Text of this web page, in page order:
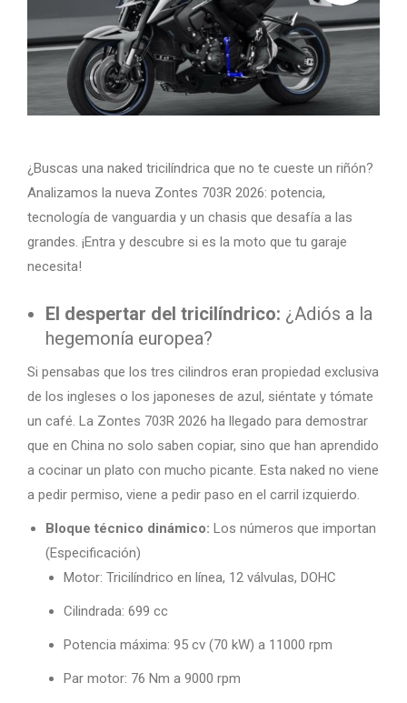
¿Buscas una naked tricilíndrica que no te cueste un riñón?
Analizamos la nueva Zontes 703R 2026: potencia,
tecnología de vanguardia y un chasis que desafía a las
grandes. ¡Entra y descubre si es la moto que tu garaje
necesita!
El despertar del tricilíndrico: ¿Adiós a la
hegemonía europea?
Si pensabas que los tres cilindros eran propiedad exclusiva
de los ingleses o los japoneses de azul, siéntate y tómate
un café. La Zontes 703R 2026 ha llegado para demostrar
que en China no solo saben copiar, sino que han aprendido
a cocinar un plato con mucho picante. Esta naked no viene
a pedir permiso, viene a pedir paso en el carril izquierdo.
Bloque técnico dinámico: Los números que importan
(Especificación)
Motor: Tricilíndrico en línea, 12 válvulas, DOHC
Cilindrada: 699 cc
Potencia máxima: 95 cv (70 kW) a 11000 rpm
Par motor: 76 Nm a 9000 rpm